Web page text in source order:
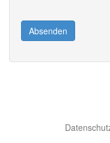
Absenden